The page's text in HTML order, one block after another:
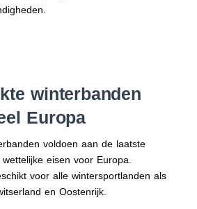
winterbanden
Europa
voldoen aan de laatste
eisen voor Europa.
voor alle wintersportlanden als
en Oostenrijk.